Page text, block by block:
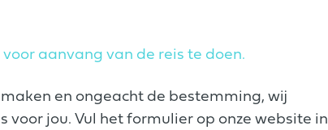
aanvang van de reis te doen.
en ongeacht de bestemming, wij
jou. Vul het formulier op onze website in